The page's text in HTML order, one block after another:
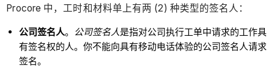
Procore 中，工时和材料单上有两 (2) 种类型的签名人：
公司签名人。 公司签名人是指对公司执行工单中请求的工作具
有签名权的人。你不能向具有移动电话体验的公司签名人请求
签名。